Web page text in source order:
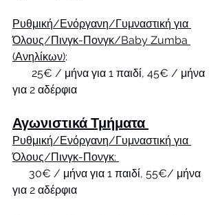
Ρυθμική/Ενόργανη/Γυμναστική για
Όλους/Πινγκ-Πονγκ/Baby Zumba
(Ανηλίκων):
για 2 αδέρφια
Αγωνιστικά Τμήματα
Ρυθμική/Ενόργανη/Γυμναστική για
Όλους/Πινγκ-Πονγκ:
για 2 αδέρφια